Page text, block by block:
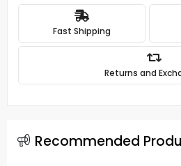
Fast Shipping
Returns and
Recommended